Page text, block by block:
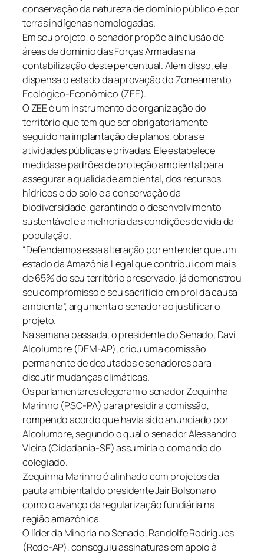
conservação da natureza de domínio público e por
terras indígenas homologadas.
Em seu projeto, o senador propõe a inclusão de
áreas de domínio das Forças Armadas na
contabilização deste percentual. Além disso, ele
dispensa o estado da aprovação do Zoneamento
Ecológico-Econômico (ZEE).
O ZEE é um instrumento de organização do
território que tem que ser obrigatoriamente
seguido na implantação de planos, obras e
atividades públicas e privadas. Ele estabelece
medidas e padrões de proteção ambiental para
assegurar a qualidade ambiental, dos recursos
hídricos e do solo e a conservação da
biodiversidade, garantindo o desenvolvimento
sustentável e a melhoria das condições de vida da
população.
“Defendemos essa alteração por entender que um
estado da Amazônia Legal que contribui com mais
de 65% do seu território preservado, já demonstrou
seu compromisso e seu sacrifício em prol da causa
ambienta”, argumenta o senador ao justificar o
projeto.
Na semana passada, o presidente do Senado, Davi
Alcolumbre (DEM-AP), criou uma comissão
permanente de deputados e senadores para
discutir mudanças climáticas.
Os parlamentares elegeram o senador Zequinha
Marinho (PSC-PA) para presidir a comissão,
rompendo acordo que havia sido anunciado por
Alcolumbre, segundo o qual o senador Alessandro
Vieira (Cidadania-SE) assumiria o comando do
colegiado.
Zequinha Marinho é alinhado com projetos da
pauta ambiental do presidente Jair Bolsonaro
como o avanço da regularização fundiária na
região amazônica.
O líder da Minoria no Senado, Randolfe Rodrigues
(Rede-AP), conseguiu assinaturas em apoio à